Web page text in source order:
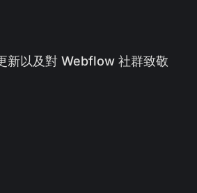
新以及對 Webflow 社群致敬